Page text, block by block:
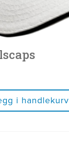
i handlekurv